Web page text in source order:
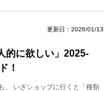
更新日：2026/01/13
的に欲しい」2025-
！
、 いざショップに行くと「種類